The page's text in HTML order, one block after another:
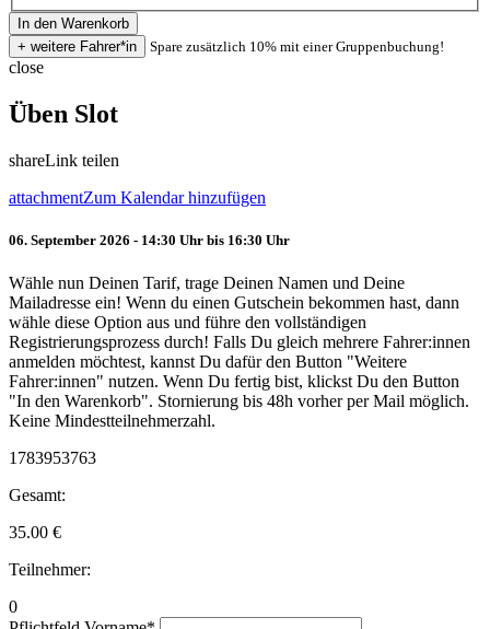
Spare zusätzlich 10% mit einer Gruppenbuchung!
close
Üben Slot
shareLink teilen
attachmentZum Kalendar hinzufügen
06. September 2026 - 14:30 Uhr bis 16:30 Uhr
Wähle nun Deinen Tarif, trage Deinen Namen und Deine
Mailadresse ein! Wenn du einen Gutschein bekommen hast, dann
wähle diese Option aus und führe den vollständigen
Registrierungsprozess durch! Falls Du gleich mehrere Fahrer:innen
anmelden möchtest, kannst Du dafür den Button "Weitere
Fahrer:innen" nutzen. Wenn Du fertig bist, klickst Du den Button
"In den Warenkorb". Stornierung bis 48h vorher per Mail möglich.
Keine Mindestteilnehmerzahl.
1783953763
Gesamt:
35.00 €
Teilnehmer:
0